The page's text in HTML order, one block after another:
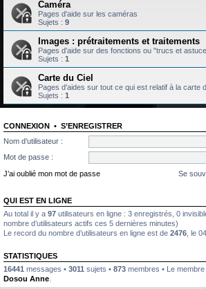
Caméra
Pages d'aide sur les caméras
Sujets : 9
Images : prétraitements et traitements
Pages d'aide sur des fonctions ou "trucs et
Sujets : 1
Carte du Ciel
Pages d'aides sur tout ce qui est relatif à la carte
Sujets : 1
CONNEXION • S’ENREGISTRER
Nom d’utilisateur :
Mot de passe :
J’ai oublié mon mot de passe
Se
QUI EST EN LIGNE
Au total il y a 97 utilisateurs en ligne : 3 enregistrés, 0
nombre d’utilisateurs actifs ces 5 dernières minutes)
Le record du nombre d’utilisateurs en ligne est de 2476 , le
STATISTIQUES
16441 messages • 3011 sujets • 873 membres • Le
Dosou Anne